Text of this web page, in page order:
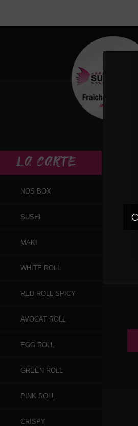
LA CARTE
NOS BOX
SUSHI
MAKI
WHITE ROLL
RED ROLL SPICY
AVOCAT ROLL
EGG ROLL
GREEN ROLL
PINK ROLL
CRISPY